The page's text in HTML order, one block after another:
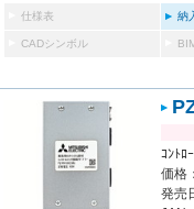
仕様表 納
CADシンボル
ｺﾝﾄﾛ
価格
発売